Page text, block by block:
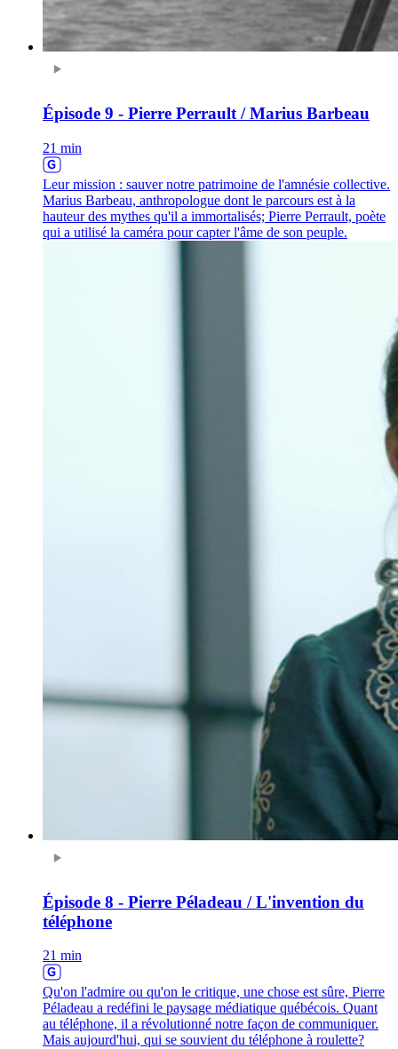
Épisode 9 - Pierre Perrault / Marius Barbeau
21 min
Leur mission : sauver notre patrimoine de l'amnésie collective.
Marius Barbeau, anthropologue dont le parcours est à la
hauteur des mythes qu'il a immortalisés; Pierre Perrault, poète
qui a utilisé la caméra pour capter l'âme de son peuple.
Épisode 8 - Pierre Péladeau / L'invention du
téléphone
21 min
Qu'on l'admire ou qu'on le critique, une chose est sûre, Pierre
Péladeau a redéfini le paysage médiatique québécois. Quant
au téléphone, il a révolutionné notre façon de communiquer.
Mais aujourd'hui, qui se souvient du téléphone à roulette?